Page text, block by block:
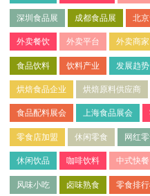
深圳食品展 成都食品展 北
外卖餐饮 外卖平台 外卖商家
食品饮料 饮料产业 发展趋势
烘焙食品企业 烘焙原料供应商
食品配料展会 上海食品展会
零食店加盟 休闲零食 网红
休闲饮品 咖啡饮料 中式快餐
风味小吃 卤味熟食 零食排